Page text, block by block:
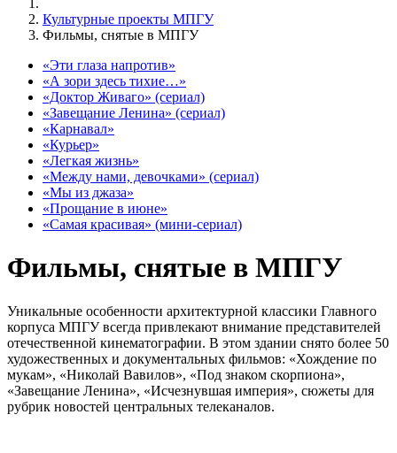
Культурные проекты МПГУ
Фильмы, снятые в МПГУ
«Эти глаза напротив»
«А зори здесь тихие…»
«Доктор Живаго» (сериал)
«Завещание Ленина» (сериал)
«Карнавал»
«Курьер»
«Легкая жизнь»
«Между нами, девочками» (сериал)
«Мы из джаза»
«Прощание в июне»
«Самая красивая» (мини-сериал)
Фильмы, снятые в МПГУ
Уникальные особенности архитектурной классики Главного
корпуса МПГУ всегда привлекают внимание представителей
отечественной кинематографии. В этом здании снято более 50
художественных и документальных фильмов: «Хождение по
мукам», «Николай Вавилов», «Под знаком скорпиона»,
«Завещание Ленина», «Исчезнувшая империя», сюжеты для
рубрик новостей центральных телеканалов.